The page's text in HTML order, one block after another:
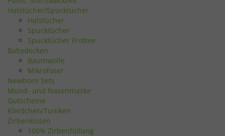
Halstücher/Spucktücher
Halstücher
Spucktücher
Spucktücher Frottee
Babydecken
Baumwolle
Mikrofaser
Newborn Sets
Mund- und Nasenmaske
Gutscheine
Kleidchen/Tuniken
Zirbenkissen
100% Zirbenfüllung